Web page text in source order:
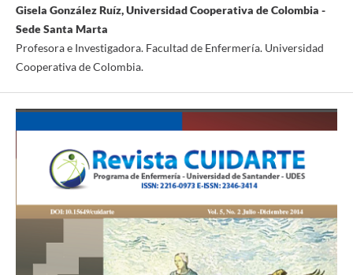
Gisela González Ruíz, Universidad Cooperativa de Colombia -
Sede Santa Marta
Profesora e Investigadora. Facultad de Enfermería. Universidad
Cooperativa de Colombia.